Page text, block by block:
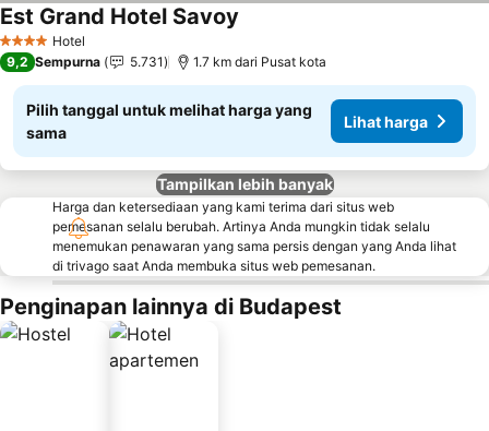
4 BintangHotel
Est Grand Hotel Savoy
9,2 Sempurna 5.731 1.7 km dari Pusat kota
Pilih tanggal untuk melihat harga yang
sama
Lihat harga
Tampilkan lebih banyak
Harga dan ketersediaan yang kami terima dari situs web
pemesanan selalu berubah. Artinya Anda mungkin tidak selalu
menemukan penawaran yang sama persis dengan yang Anda lihat
di trivago saat Anda membuka situs web pemesanan.
Penginapan lainnya di Budapest